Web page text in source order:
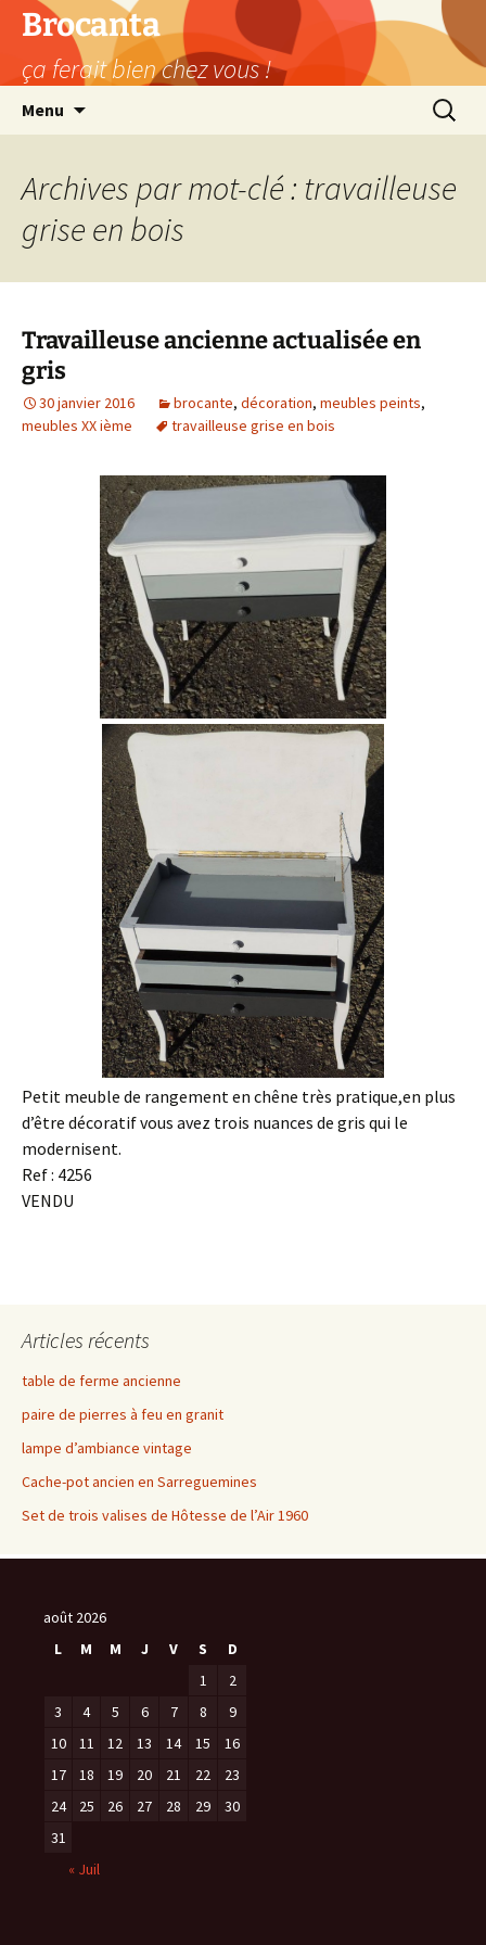
Aller
contenu
Brocanta
ça ferait bien chez vous !
Menu
Archives par mot-clé : travailleuse
grise en bois
Travailleuse ancienne actualisée en
gris
30 janvier 2016 brocante, décoration, meubles peints,
meubles XX ième
travailleuse grise en bois
Petit meuble de rangement en chêne très pratique,en plus
d’être décoratif vous avez trois nuances de gris qui le
modernisent.
Ref : 4256
VENDU
Articles récents
table de ferme ancienne
paire de pierres à feu en granit
lampe d’ambiance vintage
Cache-pot ancien en Sarreguemines
Set de trois valises de Hôtesse de l’Air 1960
août 2026
L
M M J V S
D
1
2
3
4 5 6 7 8
9
10
11 12 13 14 15
16
17
18 19 20 21 22
23
24
25 26 27 28 29
30
31
« Juil